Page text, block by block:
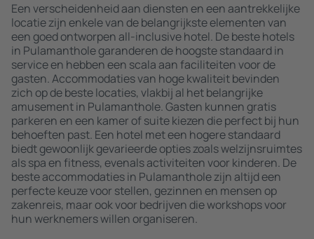
Een verscheidenheid aan diensten en een aantrekkelijke
locatie zijn enkele van de belangrijkste elementen van
een goed ontworpen all-inclusive hotel. De beste hotels
in Pulamanthole garanderen de hoogste standaard in
service en hebben een scala aan faciliteiten voor de
gasten. Accommodaties van hoge kwaliteit bevinden
zich op de beste locaties, vlakbij al het belangrijke
amusement in Pulamanthole. Gasten kunnen gratis
parkeren en een kamer of suite kiezen die perfect bij hun
behoeften past. Een hotel met een hogere standaard
biedt gewoonlijk gevarieerde opties zoals welzijnsruimtes
als spa en fitness, evenals activiteiten voor kinderen. De
beste accommodaties in Pulamanthole zijn altijd een
perfecte keuze voor stellen, gezinnen en mensen op
zakenreis, maar ook voor bedrijven die workshops voor
hun werknemers willen organiseren.